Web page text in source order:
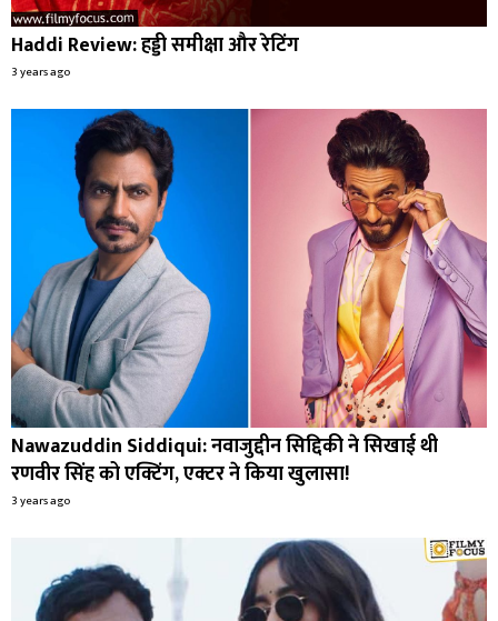
Haddi Review: हड्डी समीक्षा और रेटिंग
3 years ago
Nawazuddin Siddiqui: नवाजुद्दीन सिद्दिकी ने सिखाई थी
रणवीर सिंह को एक्टिंग, एक्टर ने किया खुलासा!
3 years ago